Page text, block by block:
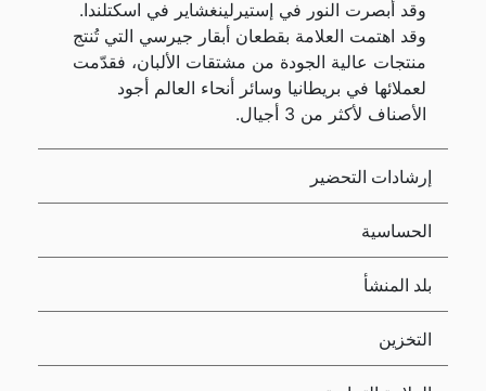
وقد أبصرت النور في إستيرلينغشاير في اسكتلندا.
وقد اهتمت العلامة بقطعان أبقار جيرسي التي تُنتج
منتجات عالية الجودة من مشتقات الألبان، فقدّمت
لعملائها في بريطانيا وسائر أنحاء العالم أجود
الأصناف لأكثر من 3 أجيال.
إرشادات التحضير
الحساسية
بلد المنشأ
التخزين